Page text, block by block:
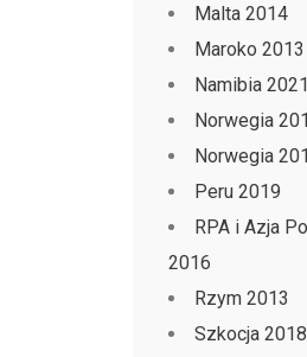
Malta 2014
Maroko 2013
Namibia 2021
Norwegia
Norwegia
Peru 2019
RPA i Azja
2016
Rzym 2013
Szkocja 2018